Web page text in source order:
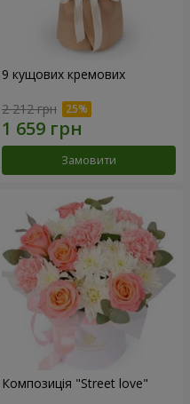
9 кущових кремових
2 212 грн
Замовити
Композиція "Street love"